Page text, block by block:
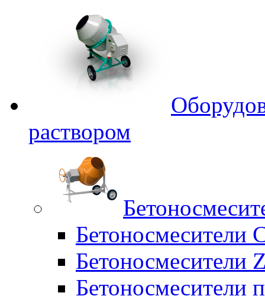
раствором
Бетоносмесители
Бетоносмесители
Бетоносмесители